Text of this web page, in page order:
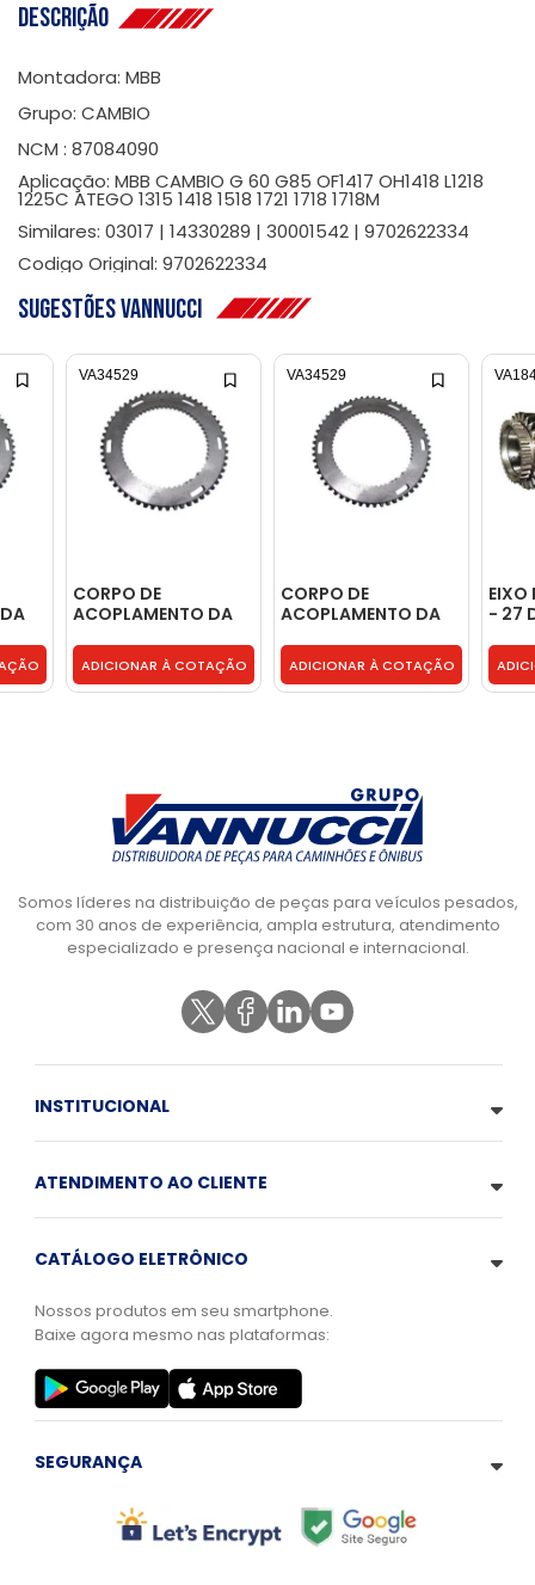
Descrição
Montadora: MBB
Grupo: CAMBIO
NCM : 87084090
Aplicação: MBB CAMBIO G 60 G85 OF1417 OH1418 L1218
1225C ATEGO 1315 1418 1518 1721 1718 1718M
Similares: 03017 | 14330289 | 30001542 | 9702622334
Codigo Original: 9702622334
Sugestões Vannucci
CORPO DE
ACOPLAMENTO DA
9702622334
ADICIONAR À COTAÇÃO
VA34529
CORPO DE
ACOPLAMENTO DA
9702622334
ADICIONAR À COTAÇÃO
VA34529
- 27
Somos líderes na distribuição de peças para veículos pesados,
com 30 anos de experiência, ampla estrutura, atendimento
especializado e presença nacional e internacional.
INSTITUCIONAL
ATENDIMENTO AO CLIENTE
CATÁLOGO ELETRÔNICO
Nossos produtos em seu smartphone.
Baixe agora mesmo nas plataformas:
SEGURANÇA